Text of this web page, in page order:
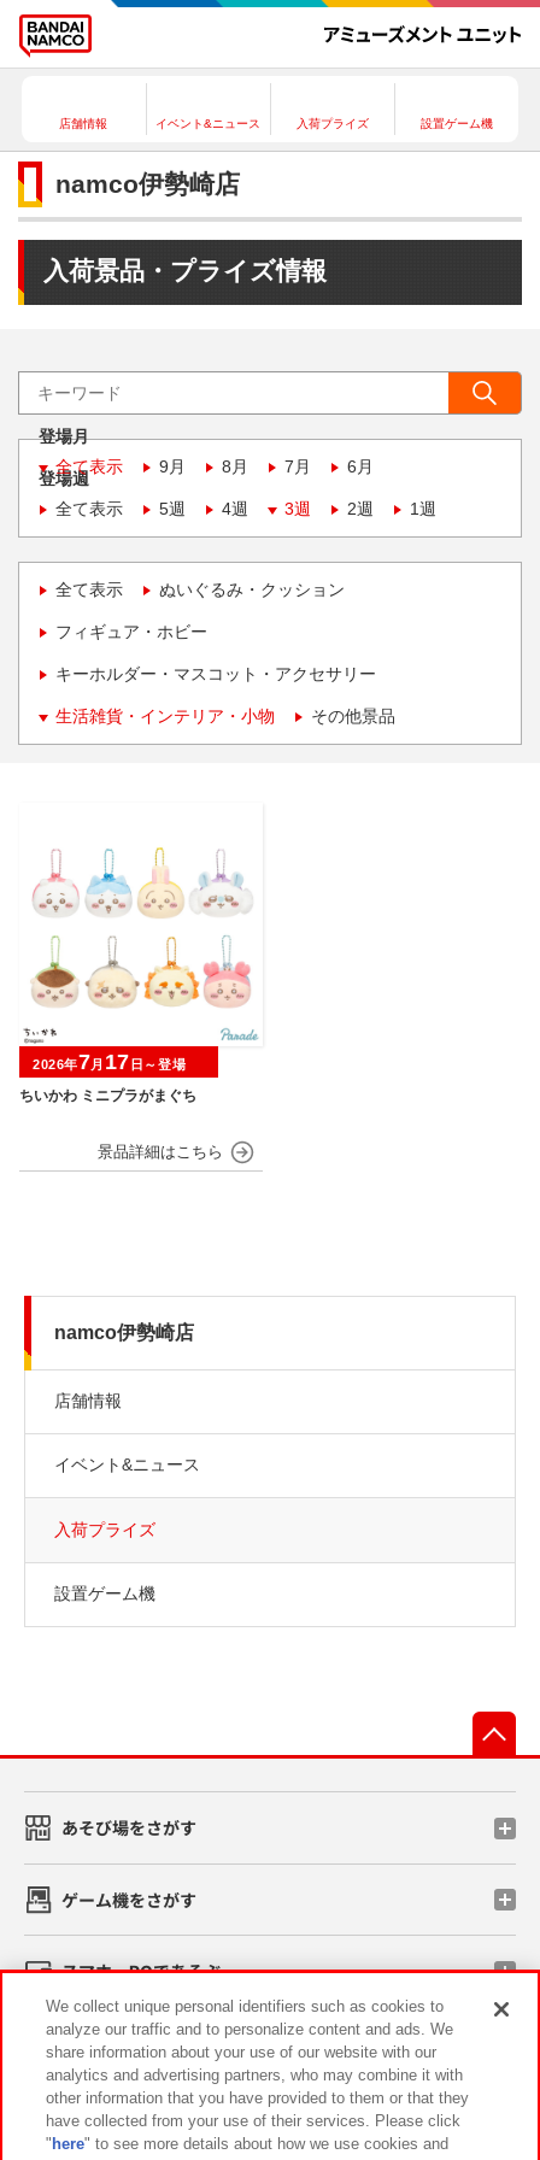
店舗情報 イベント&ニュース 入荷プライズ 設置ゲーム機
namco伊勢崎店
入荷景品・プライズ情報
登場月
全て表示
9月 8月 7月 6月
登場週
全て表示
5週 4週 3週 2週 1週
全て表示 ぬいぐるみ・クッション
フィギュア・ホビー
キーホルダー・マスコット・アクセサリー
生活雑貨・インテリア・小物 その他景品
ちいかわ ミニプラがまぐち
2026年7月 17 日～登場
namco伊勢崎店
店舗情報
イベント&ニュース
入荷プライズ
設置ゲーム機
あそび場をさがす
ゲーム機をさがす
スマホ・PCであそぶ
イベント・キャンペーン
We collect unique personal identifiers such as cookies to
analyze our traffic and to personalize content and ads. We
share information about your use of our website with our
analytics and advertising partners, who may combine it with
other information that you have provided to them or that they
have collected from your use of their services. Please click
" here" to see more details about how we use cookies and